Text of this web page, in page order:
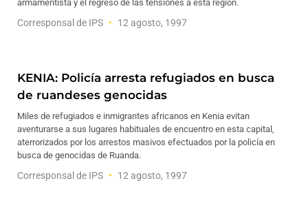
armamentista y el regreso de las tensiones a esta región.
Corresponsal de IPS 12 agosto, 1997
KENIA: Policía arresta refugiados en busca
de ruandeses genocidas
Miles de refugiados e inmigrantes africanos en Kenia evitan
aventurarse a sus lugares habituales de encuentro en esta capital,
aterrorizados por los arrestos masivos efectuados por la policía en
busca de genocidas de Ruanda.
Corresponsal de IPS 12 agosto, 1997